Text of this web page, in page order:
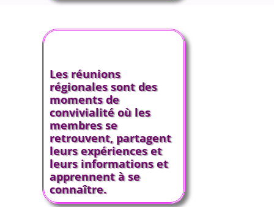
Les réunions
régionales sont des
moments de
convivialité où les
membres se
retrouvent, partagent
leurs expériences et
leurs informations et
apprennent à se
connaître.